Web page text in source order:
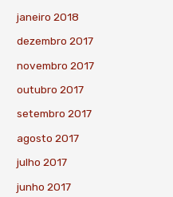
janeiro 2018
dezembro 2017
novembro 2017
outubro 2017
setembro 2017
agosto 2017
julho 2017
junho 2017